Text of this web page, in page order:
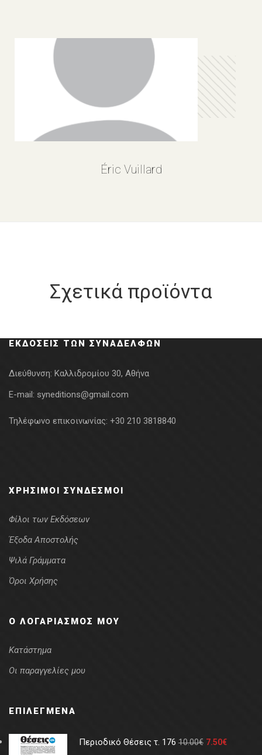
Éric Vuillard
Σχετικά προϊόντα
ΕΚΔΌΣΕΙΣ ΤΩΝ ΣΥΝΑΔΈΛΦΩΝ
Διεύθυνση: Καλλιδρομίου 30, Αθήνα
E-mail: syneditions@gmail.com
Τηλέφωνο επικοινωνίας: +30 210 3818840
ΧΡΉΣΙΜΟΙ ΣΎΝΔΕΣΜΟΙ
Φίλοι των Εκδόσεων
Έξοδα Αποστολής
Ψιλά Γράμματα
Όροι Χρήσης
Ο ΛΟΓΑΡΙΑΣΜΌΣ ΜΟΥ
Κατάστημα
Οι παραγγελίες μου
ΕΠΙΛΕΓΜΈΝΑ
Περιοδικό Θέσεις τ. 176 10.00€ 7.50€